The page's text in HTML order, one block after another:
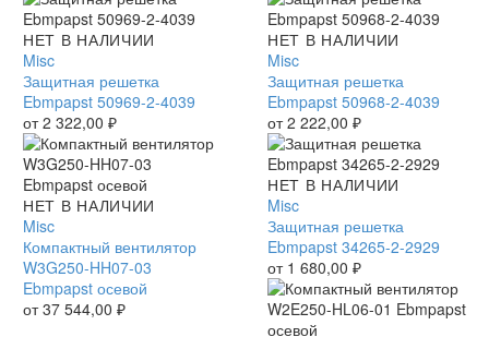
Защитная
решетка
Ebmpapst
50969-
2-
4039
НЕТ В НАЛИЧИИ
Misc
Защитная решетка
Ebmpapst 50969-2-4039
от2 322,00 ₽
Защитная
решетка
Ebmpapst
50968-
2-
4039
НЕТ В НАЛИЧИИ
Misc
Защитная решетка
Ebmpapst 50968-2-4039
от2 222,00 ₽
Компактный
вентилятор
W3G250-
HH07-
03
Ebmpapst
НЕТ В НАЛИЧИИ
Misc
Компактный вентилятор
W3G250-HH07-03
Ebmpapst осевой
от37 544,00 ₽
Защитная
решетка
Ebmpapst
34265-
2-
2929
НЕТ В НАЛИЧИИ
Misc
Защитная решетка
Ebmpapst 34265-2-2929
от 1 680,00 ₽